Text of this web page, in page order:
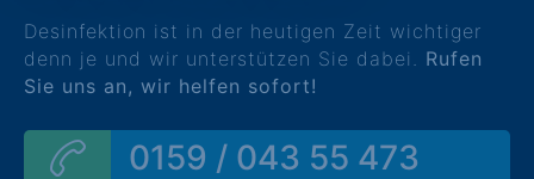
Desinfektion ist in der heutigen Zeit wichtiger
denn je und wir unterstützen Sie dabei. Rufen
Sie uns an, wir helfen sofort!
0159 / 043 55 473